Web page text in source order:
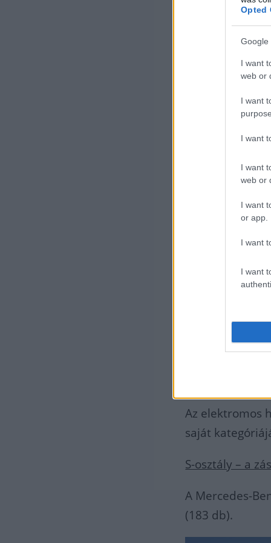
Opted
Google
I want
web or
I want
I want
I want
web or
I want
or app.
I want
I want
Összesen
és 622 SUV,
kategóriában.
Elektromos
A
2024-ben
belsőégésű
kivitelre is
EQA és EQE
Az elektromos
saját
S-osztály – a
A Mercedes-
(183 db).